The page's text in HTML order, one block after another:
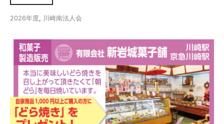
2026年度, 川崎南法人会